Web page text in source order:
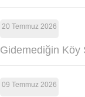
20 Temmuz 2026
Gidemediğin Köy
09 Temmuz 2026